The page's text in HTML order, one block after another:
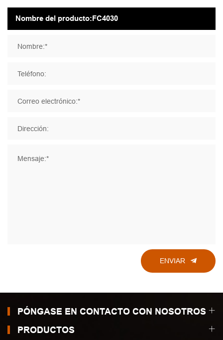
Nombre:*
Teléfono:
Correo electrónico:*
Dirección:
Mensaje:*
ENVIAR
PÓNGASE EN CONTACTO CON NOSOTROS
PRODUCTOS